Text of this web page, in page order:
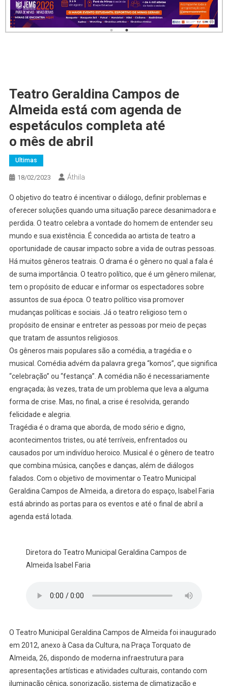
Teatro Geraldina Campos de
Almeida está com agenda de
espetáculos completa até
o mês de abril
Ultimas
18/02/2023 Áthila
O objetivo do teatro é incentivar o diálogo, definir problemas e
oferecer soluções quando uma situação parece desanimadora e
perdida. O teatro celebra a vontade do homem de entender seu
mundo e sua existência. É concedida ao artista de teatro a
oportunidade de causar impacto sobre a vida de outras pessoas.
Há muitos gêneros teatrais. O drama é o gênero no qual a fala é
de suma importância. O teatro político, que é um gênero milenar,
tem o propósito de educar e informar os espectadores sobre
assuntos de sua época. O teatro político visa promover
mudanças políticas e sociais. Já o teatro religioso tem o
propósito de ensinar e entreter as pessoas por meio de peças
que tratam de assuntos religiosos.
Os gêneros mais populares são a comédia, a tragédia e o
musical. Comédia advém da palavra grega “komos”, que significa
“celebração” ou “festança”. A comédia não é necessariamente
engraçada; às vezes, trata de um problema que leva a alguma
forma de crise. Mas, no final, a crise é resolvida, gerando
felicidade e alegria.
Tragédia é o drama que aborda, de modo sério e digno,
acontecimentos tristes, ou até terríveis, enfrentados ou
causados por um indivíduo heroico. Musical é o gênero de teatro
que combina música, canções e danças, além de diálogos
falados. Com o objetivo de movimentar o Teatro Municipal
Geraldina Campos de Almeida, a diretora do espaço, Isabel Faria
está abrindo as portas para os eventos e até o final de abril a
agenda está lotada.
Diretora do Teatro Municipal Geraldina Campos de
Almeida Isabel Faria
O Teatro Municipal Geraldina Campos de Almeida foi inaugurado
em 2012, anexo à Casa da Cultura, na Praça Torquato de
Almeida, 26, dispondo de moderna infraestrutura para
apresentações artísticas e atividades culturais, contando com
iluminação cênica, sonorização, sistema de climatização e